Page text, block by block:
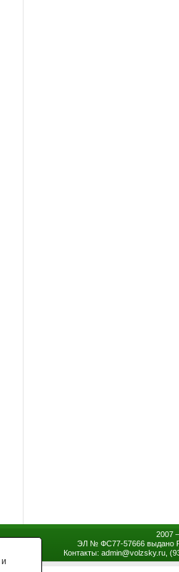
2007
ЭЛ № ФС77-57666 выдано
Контакты: admin@volzsky.ru,
и